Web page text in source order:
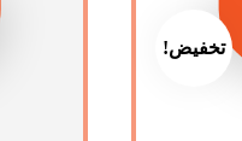
تخفيض!